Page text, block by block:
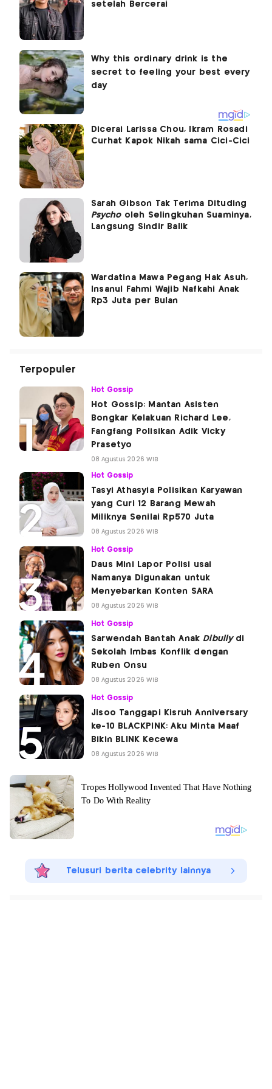
setelah Bercerai
Dicerai Larissa Chou, Ikram Rosadi
Curhat Kapok Nikah sama Cici-Cici
Sarah Gibson Tak Terima Dituding
Psychooleh Selingkuhan Suaminya,
Langsung Sindir Balik
Wardatina Mawa Pegang Hak Asuh,
Insanul Fahmi Wajib Nafkahi Anak
Rp3 Juta per Bulan
Terpopuler
Hot Gossip
Hot Gossip: Mantan Asisten
Bongkar Kelakuan Richard Lee,
Fangfang Polisikan Adik Vicky
Prasetyo
08 Agustus 2026 WIB
Hot Gossip
Tasyi Athasyia Polisikan Karyawan
yang Curi 12 Barang Mewah
Miliknya Senilai Rp570 Juta
08 Agustus 2026 WIB
Hot Gossip
Daus Mini Lapor Polisi usai
Namanya Digunakan untuk
Menyebarkan Konten SARA
08 Agustus 2026 WIB
Hot Gossip
Sarwendah Bantah Anak Dibullydi
Sekolah Imbas Konflik dengan
Ruben Onsu
08 Agustus 2026 WIB
Hot Gossip
Jisoo Tanggapi Kisruh Anniversary
ke-10 BLACKPINK: Aku Minta Maaf
Bikin BLINK Kecewa
08 Agustus 2026 WIB
Telusuri berita celebrity lainnya